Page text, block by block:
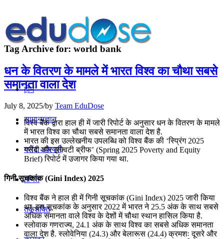
होम
सामान्यज्ञान
करेंट अफेयर्स
गणित
तर्कशक्ति
Tag Archive for: world bank
धन के वितरण के मामले में भारत विश्व का चौथा सबसे
समानता वाला देश
July 8, 2025/by Team EduDose
विश्व बैंक द्वारा हाल ही में जारी रिपोर्ट के अनुसार धन के वितरण के मामले
में भारत विश्व का चौथा सबसे समानता वाला देश है.
भारत की इस उल्लेखनीय उपलब्धि को विश्व बैंक की ‘स्प्रिंग 2025
गरीबी और इक्विटी ब्रीफ’ (Spring 2025 Poverty and Equity
Brief) रिपोर्ट में उजागर किया गया था.
गिनी सूचकांक (Gini Index) 2025
विश्व बैंक ने हाल ही में गिनी सूचकांक (Gini Index) 2025 जारी किया
था. इस सूचकांक के अनुसार 2022 में भारत ने 25.5 अंक के साथ सबसे
अधिक समानता वाले विश्व के देशों में चौथा स्थान हासिल किया है.
स्लोवाक गणराज्य, 24.1 अंक के साथ विश्व का सबसे अधिक समानता
वाला देश है. स्लोवेनिया (24.3) और बेलारूस (24.4) क्रमशः दूसरे और